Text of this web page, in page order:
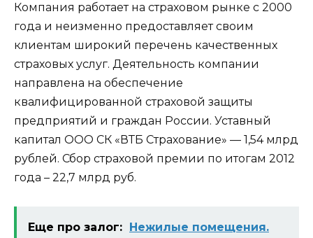
Компания работает на страховом рынке с 2000
года и неизменно предоставляет своим
клиентам широкий перечень качественных
страховых услуг. Деятельность компании
направлена на обеспечение
квалифицированной страховой защиты
предприятий и граждан России. Уставный
капитал ООО СК «ВТБ Страхование» — 1,54 млрд
рублей. Сбор страховой премии по итогам 2012
года – 22,7 млрд руб.
Еще про залог: Нежилые помещения.